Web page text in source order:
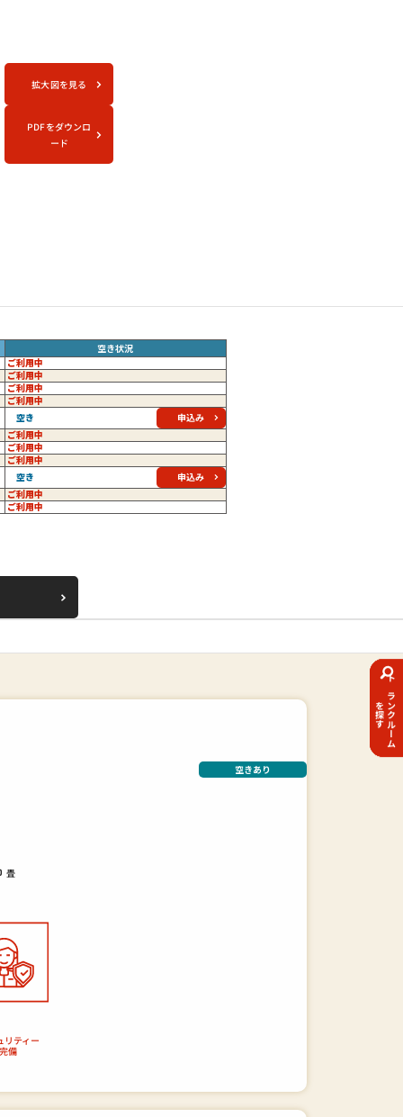
拡大図を見る
PDFをダウンロ
ード
空き状況
ご利用中
ご利用中
ご利用中
ご利用中
空き
申込み
ご利用中
ご利用中
ご利用中
空き
申込み
ご利用中
ご利用中
空きあり
畳
リティー
備
トランクルーム
を探す